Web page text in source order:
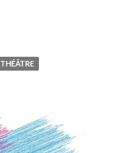
préfèrent-ils les
THÉÂTRE